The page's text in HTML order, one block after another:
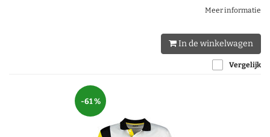
Meer informatie
In de winkelwagen
Vergelijk
-61 %